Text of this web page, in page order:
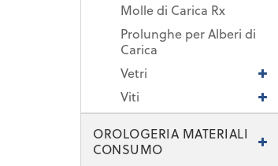
Molle di Carica Rx
Prolunghe per Alberi di
Carica
Vetri
Viti
OROLOGERIA MATERIALI
CONSUMO